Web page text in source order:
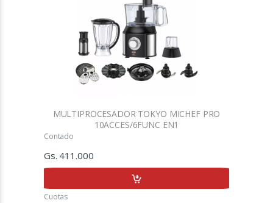
MULTIPROCESADOR TOKYO MICHEF PRO
10ACCES/6FUNC EN1
Contado
Gs. 411.000
Cuotas